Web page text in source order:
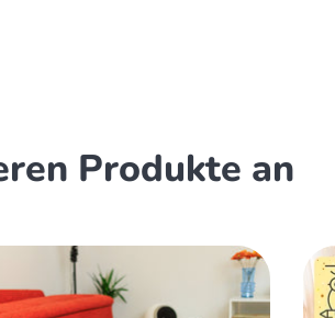
Produkte an